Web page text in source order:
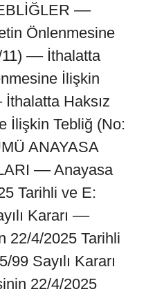
––
Önlenmesine
–– İthalatta
İlişkin
Haksız
İlişkin Tebliğ (No:
ANAYASA
–– Anayasa
Tarihli ve E:
Kararı ––
22/4/2025 Tarihli
Sayılı Kararı
22/4/2025